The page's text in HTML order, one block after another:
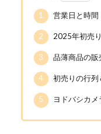
1 営業日と時
2 2025年初売
3 品薄商品の販
4 初売りの行列
5 ヨドバシカ